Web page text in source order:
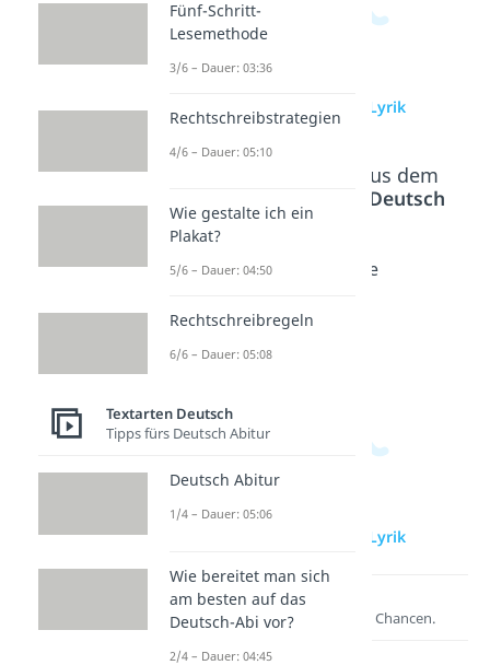
zur Videoseite: Lyrik
Beliebte Inhalte aus dem
Textarten Deutsch
Dramati
Dauer:
Drama
Aristote
Drama
zur Videoseite: Lyrik
Lernen lohnt sich!
Entdecke hier deine Chancen.
Fünf-Schritt-
Lesemethode
3/6 – Dauer: 03:36
Rechtschreibstrategien
4/6 – Dauer: 05:10
Wie gestalte ich ein
Plakat?
5/6 – Dauer: 04:50
Rechtschreibregeln
6/6 – Dauer: 05:08
Textarten Deutsch
Tipps fürs Deutsch Abitur
Deutsch Abitur
1/4 – Dauer: 05:06
Wie bereitet man sich
am besten auf das
Deutsch-Abi vor?
2/4 – Dauer: 04:45